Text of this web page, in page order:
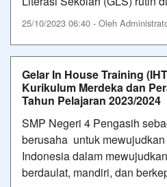
25/10/2023 06:40 - Oleh
Gelar In House Training
Kurikulum Merdeka dan
Tahun Pelajaran 2023/2024
SMP Negeri 4 Pengasih
berusaha untuk
Indonesia dalam
berdaulat, mandiri, dan